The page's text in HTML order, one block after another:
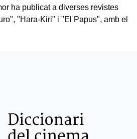
ha publicat a diverses revistes
"Hara-Kiri" i "El Papus", amb el